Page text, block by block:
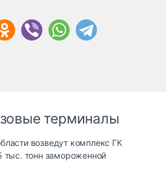
терминалы
возведут комплекс ГК
тыс. тонн замороженной